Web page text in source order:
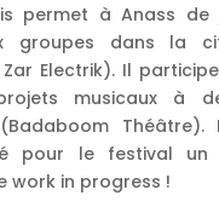
permet à Anass
groupes dans la
Zar Electrik). Il
musicaux à
pour le festival un
work in progress !